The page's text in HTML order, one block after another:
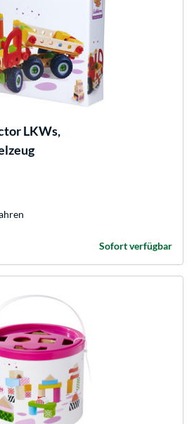
LKWs,
Sofort verfügbar